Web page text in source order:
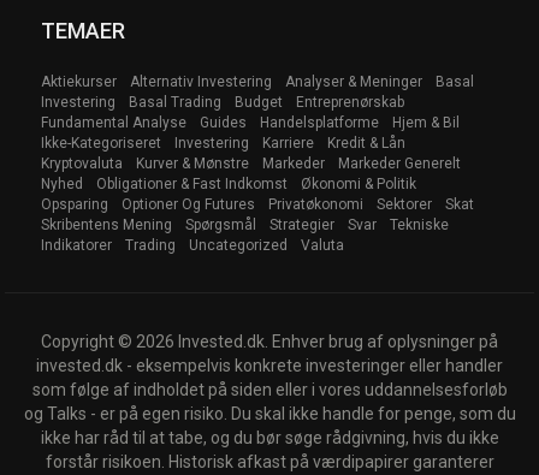
TEMAER
Aktiekurser Alternativ Investering Analyser & Meninger
Basal
Investering
Basal Trading Budget
Entreprenørskab
Fundamental Analyse
Guides Handelsplatforme
Hjem & Bil
Ikke-Kategoriseret
Investering Karriere
Kredit & Lån
Kryptovaluta
Kurver & Mønstre Markeder
Markeder Generelt
Nyhed
Obligationer & Fast Indkomst
Økonomi & Politik
Opsparing
Optioner Og Futures Privatøkonomi Sektorer
Skat
Skribentens Mening
Spørgsmål Strategier Svar
Tekniske
Indikatorer
Trading Uncategorized Valuta
Copyright © 2026 Invested.dk. Enhver brug af oplysninger på
invested.dk - eksempelvis konkrete investeringer eller handler
som følge af indholdet på siden eller i vores uddannelsesforløb
og Talks - er på egen risiko. Du skal ikke handle for penge, som du
ikke har råd til at tabe, og du bør søge rådgivning, hvis du ikke
forstår risikoen. Historisk afkast på værdipapirer garanterer